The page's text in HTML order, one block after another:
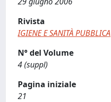
Rivista
IGIENE E SANITÀ PUBBLICA
N° del Volume
4 (suppl)
Pagina iniziale
21